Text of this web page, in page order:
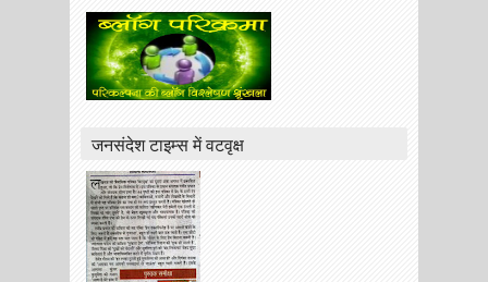
जनसंदेश टाइम्स में वटवृक्ष